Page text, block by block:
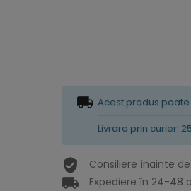
Acest produs poate
Livrare prin curier:
Consiliere înainte
Expediere în 24-48